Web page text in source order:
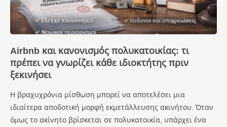
Airbnb και κανονισμός πολυκατοικίας: τι
πρέπει να γνωρίζει κάθε ιδιοκτήτης πριν
ξεκινήσει
Η βραχυχρόνια μίσθωση μπορεί να αποτελέσει μια
ιδιαίτερα αποδοτική μορφή εκμετάλλευσης ακινήτου. Όταν
όμως το ακίνητο βρίσκεται σε πολυκατοικία, υπάρχει ένα